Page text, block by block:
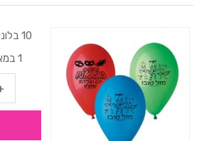
10 בלונים מודפסים כוח פי ג'יי
1 במארז